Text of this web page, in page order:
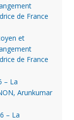
de France
et
de France
– La
Arunkumar
– La